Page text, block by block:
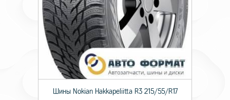
Шины Nokian Hakkapeliitta R3 215/55/R17